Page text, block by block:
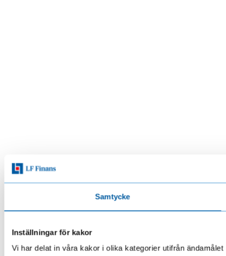
Samtycke
Inställningar för kakor
Vi har delat in våra kakor i olika kategorier utifrån